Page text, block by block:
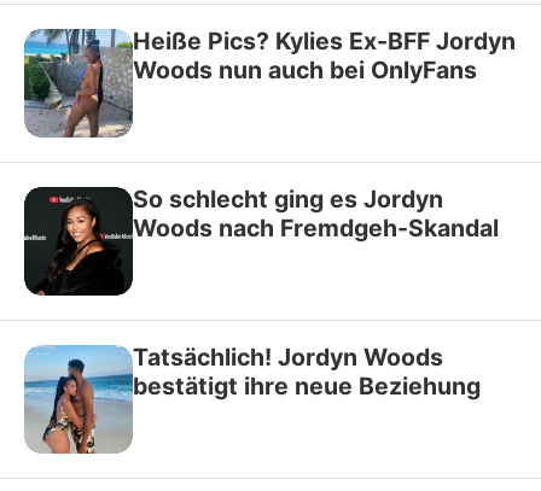
Heiße Pics? Kylies Ex-BFF Jordyn
Woods nun auch bei OnlyFans
So schlecht ging es Jordyn
Woods nach Fremdgeh-Skandal
Tatsächlich! Jordyn Woods
bestätigt ihre neue Beziehung